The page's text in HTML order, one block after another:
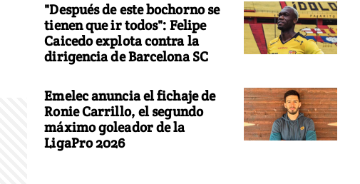
"Después de este bochorno se
tienen que ir todos": Felipe
Caicedo explota contra la
dirigencia de Barcelona SC
Emelec anuncia el fichaje de
Ronie Carrillo, el segundo
máximo goleador de la
LigaPro 2026